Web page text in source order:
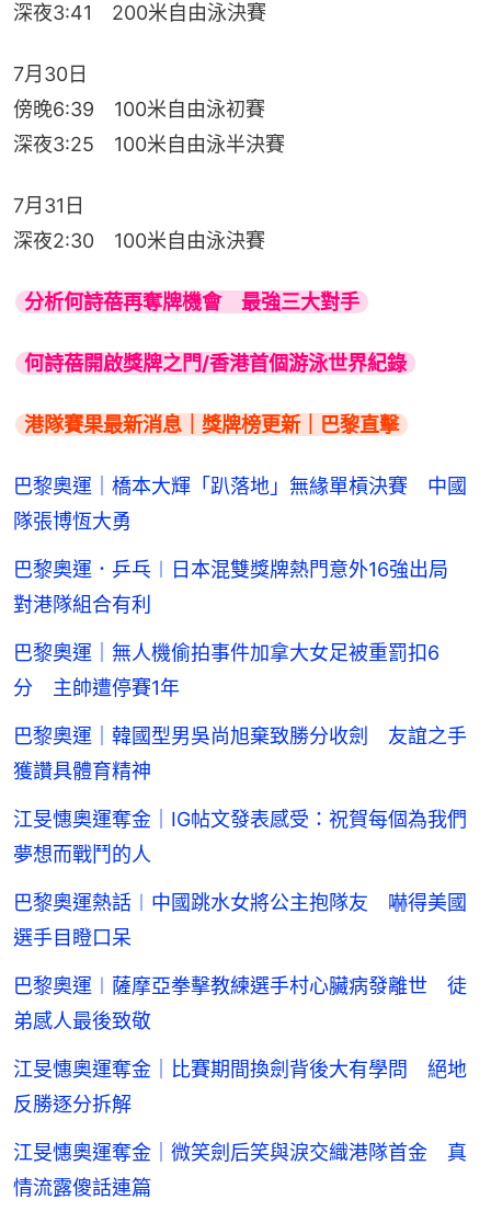
深夜3:41　200米自由泳決賽
7月30日
傍晚6:39　100米自由泳初賽
深夜3:25　100米自由泳半決賽
7月31日
深夜2:30　100米自由泳決賽
分析何詩蓓再奪牌機會　最強三大對手
何詩蓓開啟獎牌之門/香港首個游泳世界紀錄
港隊賽果最新消息｜獎牌榜更新｜巴黎直擊
巴黎奧運｜橋本大輝「趴落地」無緣單槓決賽 中國
隊張博恆大勇
巴黎奧運．乒乓︱日本混雙獎牌熱門意外16強出局
對港隊組合有利
巴黎奧運｜無人機偷拍事件加拿大女足被重罰扣6
分 主帥遭停賽1年
巴黎奧運｜韓國型男吳尚旭棄致勝分收劍 友誼之手
獲讚具體育精神
江旻憓奧運奪金｜IG帖文發表感受：祝賀每個為我們
夢想而戰鬥的人
巴黎奧運熱話︱中國跳水女將公主抱隊友 嚇得美國
選手目瞪口呆
巴黎奧運︱薩摩亞拳擊教練選手村心臟病發離世 徒
弟感人最後致敬
江旻憓奧運奪金｜比賽期間換劍背後大有學問 絕地
反勝逐分拆解
江旻憓奧運奪金｜微笑劍后笑與淚交織港隊首金 真
情流露傻話連篇